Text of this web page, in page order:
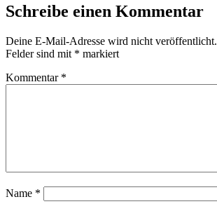
Schreibe einen Kommentar
Deine E-Mail-Adresse wird nicht veröffentlicht.
Felder sind mit * markiert
Kommentar *
Name *